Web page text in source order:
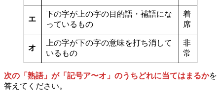
エ
下の字が上の字の目的語・補語にな
っているもの
着
席
オ
上の字が下の字の意味を打ち消して
いるもの
非
常
次の「熟語」が「記号ア〜オ」のうちどれに当てはまるかを
答えてください。